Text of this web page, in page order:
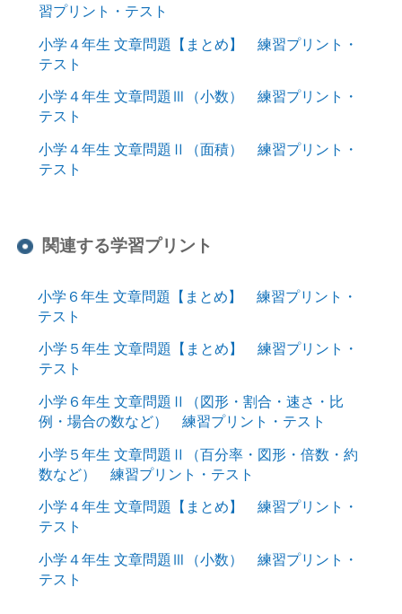
習プリント・テスト
小学４年生 文章問題【まとめ】 練習プリント・
テスト
小学４年生 文章問題Ⅲ（小数） 練習プリント・
テスト
小学４年生 文章問題Ⅱ（面積） 練習プリント・
テスト
関連する学習プリント
小学６年生 文章問題【まとめ】 練習プリント・
テスト
小学５年生 文章問題【まとめ】 練習プリント・
テスト
小学６年生 文章問題Ⅱ（図形・割合・速さ・比
例・場合の数など） 練習プリント・テスト
小学５年生 文章問題Ⅱ（百分率・図形・倍数・約
数など） 練習プリント・テスト
小学４年生 文章問題【まとめ】 練習プリント・
テスト
小学４年生 文章問題Ⅲ（小数） 練習プリント・
テスト